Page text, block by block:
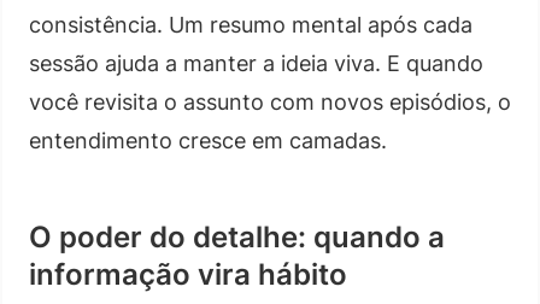
consistência. Um resumo mental após cada
sessão ajuda a manter a ideia viva. E quando
você revisita o assunto com novos episódios, o
entendimento cresce em camadas.
O poder do detalhe: quando a
informação vira hábito